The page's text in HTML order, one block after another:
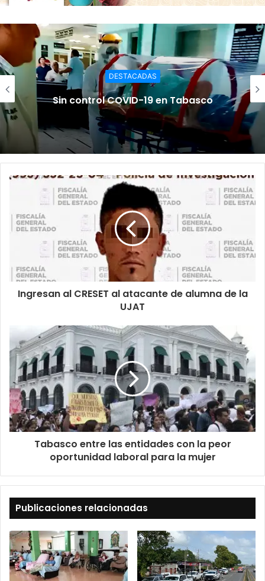
DESTACADAS
Sin control COVID-19 en Tabasco
Ingresan al CRESET al atacante de alumna de la
UJAT
Tabasco entre las entidades con la peor
oportunidad laboral para la mujer
Publicaciones relacionadas